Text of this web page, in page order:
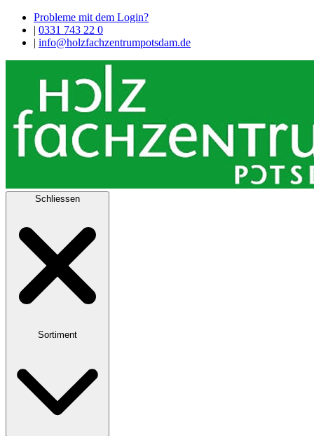
Probleme mit dem Login?
| 0331 743 22 0
| info@holzfachzentrumpotsdam.de
Schliessen
Sortiment